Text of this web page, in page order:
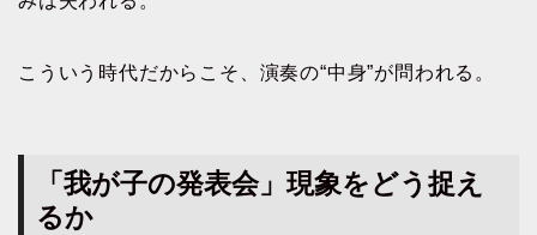
こういう時代だからこそ、演奏の“中身”が問われる。
「我が子の発表会」現象をどう捉え
るか